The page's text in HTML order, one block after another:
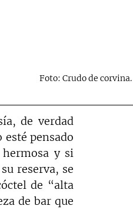
Foto: Crudo de corvina.
de verdad
pensado
hermosa y si
reserva, se
de “alta
de bar que